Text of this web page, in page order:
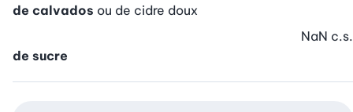
de calvados ou de cidre doux
de sucre
NaN c.s.